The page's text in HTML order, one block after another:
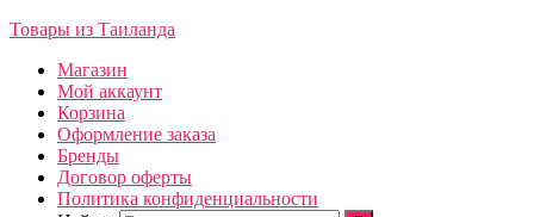
Товары из Таиланда
Магазин
Мой аккаунт
Корзина
Оформление заказа
Бренды
Договор оферты
Политика конфиденциальности